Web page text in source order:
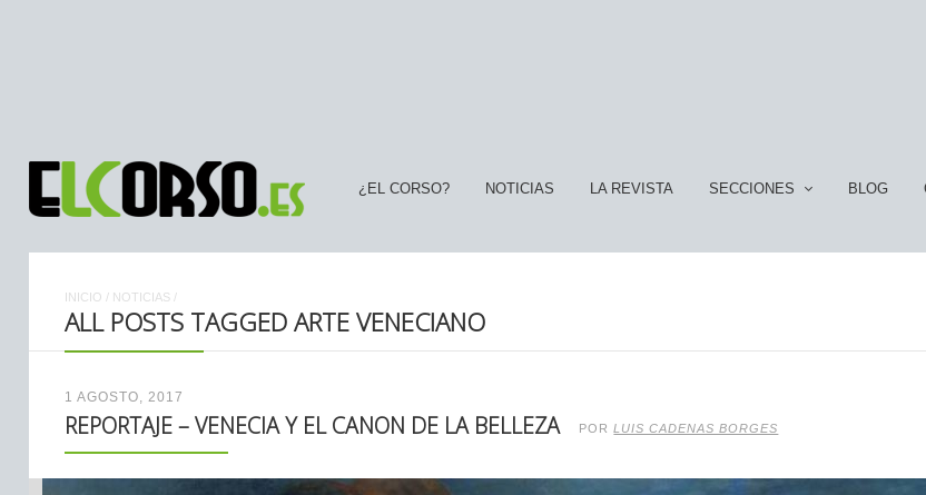
¿EL CORSO? NOTICIAS LA REVISTA SECCIONES BLOG
INICIO / NOTICIAS /
ALL POSTS TAGGED ARTE VENECIANO
1 AGOSTO, 2017
REPORTAJE – VENECIA Y EL CANON DE LA BELLEZA PORLUIS CADENAS BORGES